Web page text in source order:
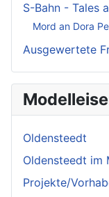
S-Bahn - Tales
Mord an Dora
Ausgewertete
Oldensteedt
Oldensteedt im
Projekte/